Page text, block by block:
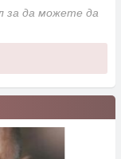
за да можете да